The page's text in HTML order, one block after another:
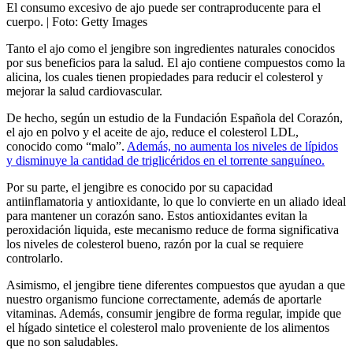
El consumo excesivo de ajo puede ser contraproducente para el
cuerpo. | Foto: Getty Images
Tanto el ajo como el jengibre son ingredientes naturales conocidos
por sus beneficios para la salud. El ajo contiene compuestos como la
alicina, los cuales tienen propiedades para reducir el colesterol y
mejorar la salud cardiovascular.
De hecho, según un estudio de la Fundación Española del Corazón,
el ajo en polvo y el aceite de ajo, reduce el colesterol LDL,
conocido como “malo”. Además, no aumenta los niveles de lípidos
y disminuye la cantidad de triglicéridos en el torrente sanguíneo.
Por su parte, el jengibre es conocido por su capacidad
antiinflamatoria y antioxidante, lo que lo convierte en un aliado ideal
para mantener un corazón sano. Estos antioxidantes evitan la
peroxidación liquida, este mecanismo reduce de forma significativa
los niveles de colesterol bueno, razón por la cual se requiere
controlarlo.
Asimismo, el jengibre tiene diferentes compuestos que ayudan a que
nuestro organismo funcione correctamente, además de aportarle
vitaminas. Además, consumir jengibre de forma regular, impide que
el hígado sintetice el colesterol malo proveniente de los alimentos
que no son saludables.